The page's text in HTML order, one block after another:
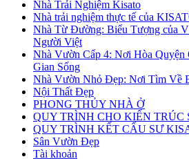
Nhà Trải Nghiệm Kisato
Nhà trải nghiệm thực tế của
Nhà Từ Đường: Biểu Tượng của
Người Việt
Nhà Vườn Cấp 4: Nơi Hòa
Gian Sống
Nhà Vườn Nhỏ Đẹp: Nơi Tìm Về
Nội Thất Đẹp
PHONG THỦY NHÀ Ở
QUY TRÌNH CHO KIẾN TRÚC
QUY TRÌNH KẾT CẤU SƯ
Sân Vườn Đẹp
Tài khoản